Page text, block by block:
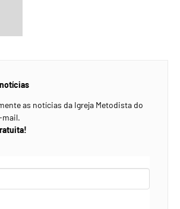
as notícias da Igreja Metodista do
mail.